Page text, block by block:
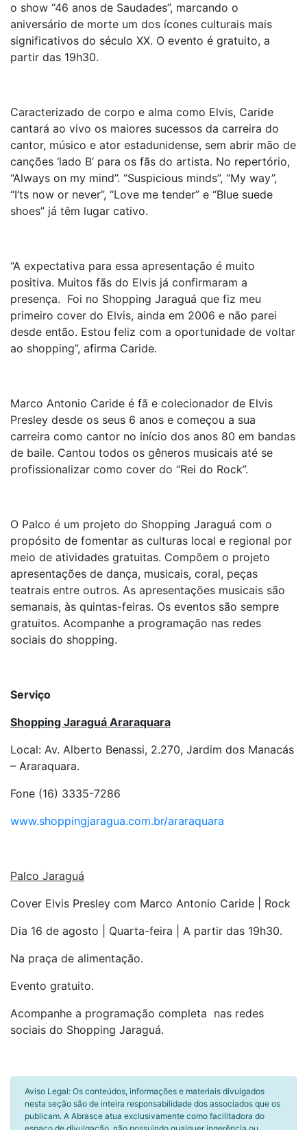
o show “46 anos de Saudades”, marcando o
aniversário de morte um dos ícones culturais mais
significativos do século XX. O evento é gratuito, a
partir das 19h30.
Caracterizado de corpo e alma como Elvis, Caride
cantará ao vivo os maiores sucessos da carreira do
cantor, músico e ator estadunidense, sem abrir mão de
canções ‘lado B’ para os fãs do artista. No repertório,
“Always on my mind”. “Suspicious minds”, “My way”,
“I’ts now or never”, “Love me tender” e “Blue suede
shoes” já têm lugar cativo.
“A expectativa para essa apresentação é muito
positiva. Muitos fãs do Elvis já confirmaram a
presença. Foi no Shopping Jaraguá que fiz meu
primeiro cover do Elvis, ainda em 2006 e não parei
desde então. Estou feliz com a oportunidade de voltar
ao shopping”, afirma Caride.
Marco Antonio Caride é fã e colecionador de Elvis
Presley desde os seus 6 anos e começou a sua
carreira como cantor no início dos anos 80 em bandas
de baile. Cantou todos os gêneros musicais até se
profissionalizar como cover do “Rei do Rock”.
O Palco é um projeto do Shopping Jaraguá com o
propósito de fomentar as culturas local e regional por
meio de atividades gratuitas. Compõem o projeto
apresentações de dança, musicais, coral, peças
teatrais entre outros. As apresentações musicais são
semanais, às quintas-feiras. Os eventos são sempre
gratuitos. Acompanhe a programação nas redes
sociais do shopping.
Serviço
Shopping Jaraguá Araraquara
Local: Av. Alberto Benassi, 2.270, Jardim dos Manacás
– Araraquara.
Fone (16) 3335-7286
www.shoppingjaragua.com.br/araraquara
Palco Jaraguá
Cover Elvis Presley com Marco Antonio Caride | Rock
Dia 16 de agosto | Quarta-feira | A partir das 19h30.
Na praça de alimentação.
Evento gratuito.
Acompanhe a programação completa nas redes
sociais do Shopping Jaraguá.
Aviso Legal: Os conteúdos, informações e materiais divulgados
nesta seção são de inteira responsabilidade dos associados que os
publicam. A Abrasce atua exclusivamente como facilitadora do